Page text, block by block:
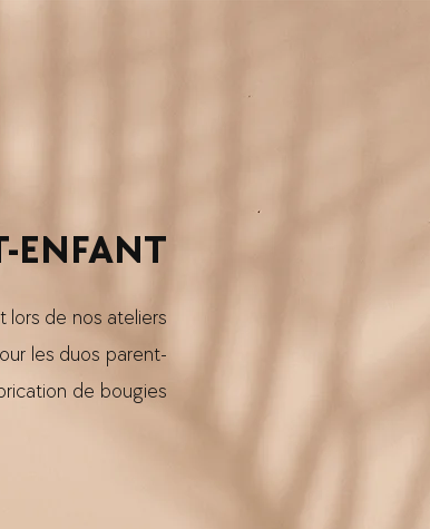
ENFANT
lors de nos ateliers
les duos parent-
de bougies